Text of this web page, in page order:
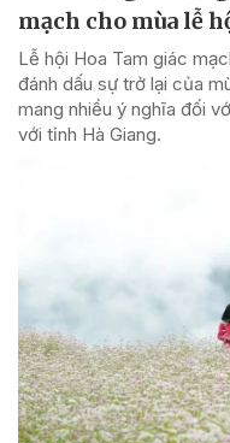
mạch cho mùa lễ
Lễ hội Hoa Tam giác
đánh dấu sự trở lại của
mang nhiều ý nghĩa đối
với tỉnh Hà Giang.